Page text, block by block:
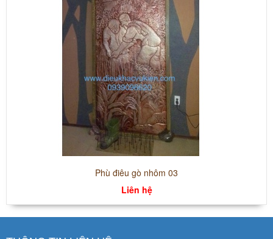
Phù điêu gò nhôm 03
Liên hệ